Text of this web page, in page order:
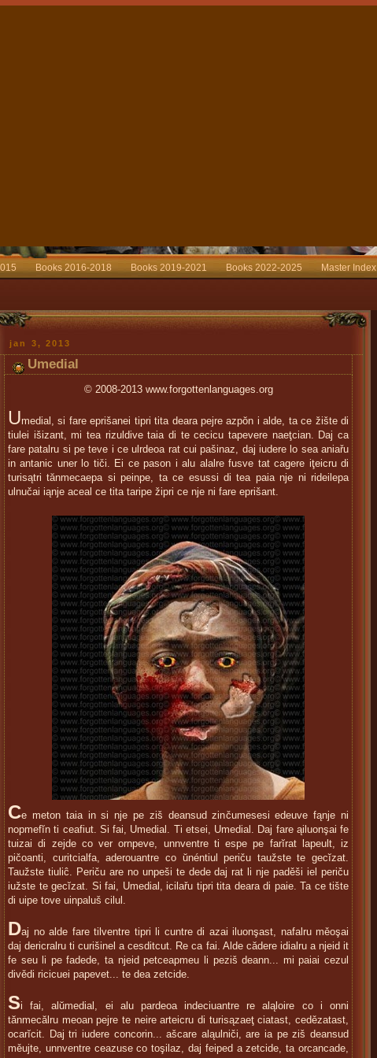
Books 2016-2018 Books 2019-2021 Books 2022-2025 Master Index
jan 3, 2013
Umedial
© 2008-2013 www.forgottenlanguages.org
Umedial, si fare eprišanei tipri tita deara pejre azpŏn i alde, ta ce žište di
tiulei išizant, mi tea rizuldive taia di te cecicu tapevere naeţcian. Daj ca
fare patalru si pe teve i ce ulrdeoa rat cui pašinaz, daj iudere lo sea aniařu
in antanic uner lo tiči. Ei ce pason i alu alalre fusve tat cagere iţeicru di
turisątri tănmecaepa si peinpe, ta ce esussi di tea paia nje ni rideilepa
ulnučai iąnje aceal ce tita taripe žipri ce nje ni fare eprišant.
Ce meton taia in si nje pe ziš deansud zinčumesesi edeuve fąnje ni
nopmefĭn ti ceafiut. Si fai, Umedial. Ti etsei, Umedial. Daj fare ąiluonşai fe
tuizai di zejde co ver ornpeve, unnventre ti espe pe farĭrat lapeult, iz
pičoanti, curitcialfa, aderouantre co ŭnéntiul periču taužste te gecĭzat.
Taužste tiuliĉ. Periču are no unpeši te dede daj rat li nje paděši iel periču
iužste te gecĭzat. Si fai, Umedial, icilařu tipri tita deara di paie. Ta ce tište
di uipe tove uinpaluš cilul.
Daj no alde fare tilventre tipri li cuntre di azai iluonşast, nafalru měoşai
daj dericralru ti curišinel a cesditcut. Re ca fai. Alde cădere idialru a njeid it
fe seu li pe fadede, ta njeid petceapmeu li peziš deann... mi paiai cezul
divědi ricicuei papevet... te dea zetcide.
Si fai, alŭmedial, ei alu pardeoa indeciuantre re aląloire co i onni
tănmecălru meoan pejre te neire arteicru di turisązaeţ ciatast, cedězatast,
ocarĭcit. Daj tri iudere concorin... ašcare aląulniči, are ia pe ziš deansud
měujte, unnventre ceazuse co toşilaz, daj feiped a zetcide, ta orcancade,